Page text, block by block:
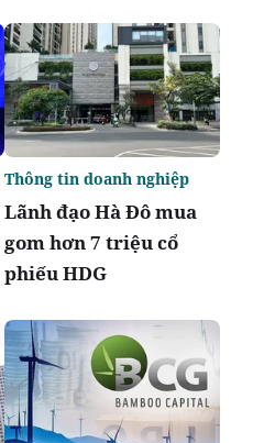
Lãnh đạo Hà Đô mua
gom hơn 7 triệu cổ
phiếu HDG
Thông tin doanh nghiệp